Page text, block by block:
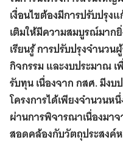
เงื่อนไขต้องมีการปรับปรุง
เติมให้มีความสมบูรณ์มาก
เรียนรู้ การปรับปรุงจำนวน
กิจกรรม และงบประมาณ
รับทุน เนื่องจาก กสศ. มีง
โครงการได้เพียงจำนวน
ผ่านการพิจารณาเนื่องมาจ
สอดคล้องกับวัตถุประสงค์